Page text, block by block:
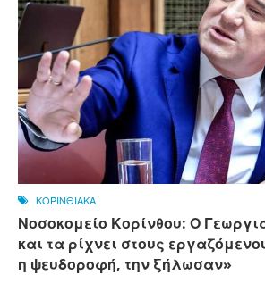
ΚΟΡΙΝΘΙΑΚΑ
Νοσοκομείο Κορίνθου: Ο
και τα ρίχνει στους
η ψευδοροφή, την ξήλωσαν»